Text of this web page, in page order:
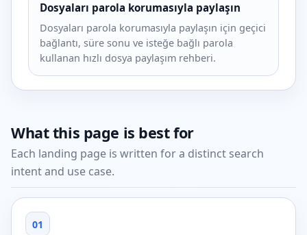
Dosyaları parola korumasıyla paylaşın
Dosyaları parola korumasıyla paylaşın için geçici
bağlantı, süre sonu ve isteğe bağlı parola
kullanan hızlı dosya paylaşım rehberi.
What this page is best for
Each landing page is written for a distinct search
intent and use case.
01